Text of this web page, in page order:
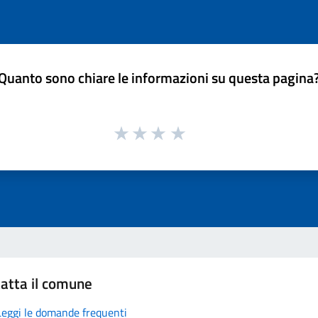
sono chiare le informazioni su questa
il comune
le domande frequenti